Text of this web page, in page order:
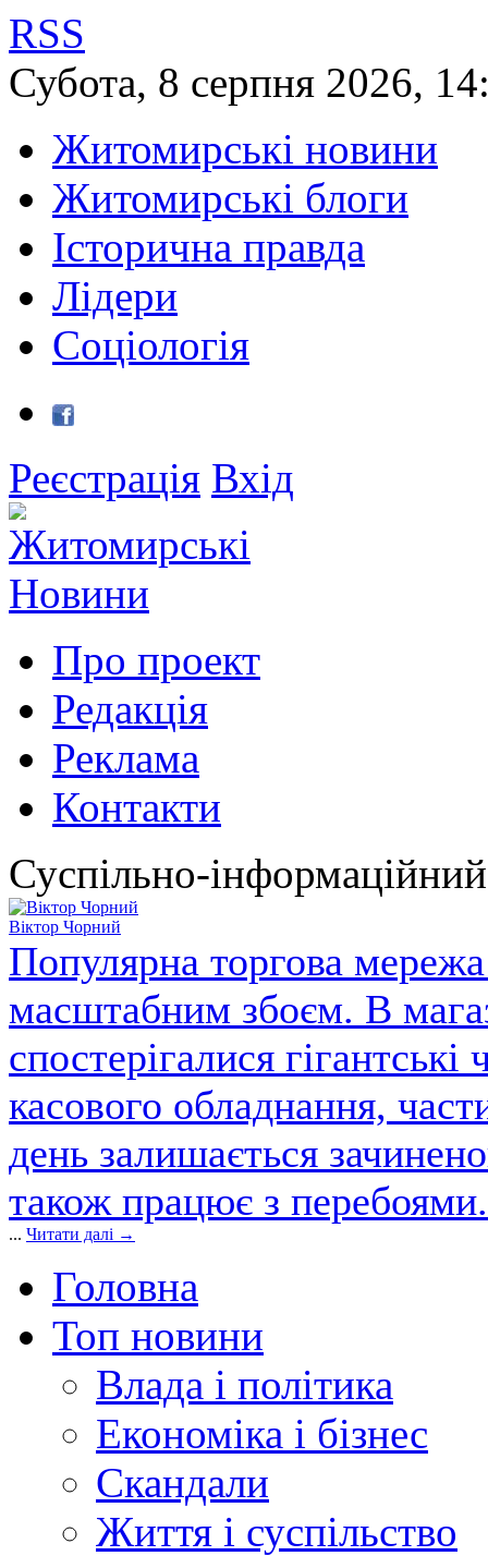
RSS
Субота, 8 серпня 2026,
Житомирські новини
Житомирські блоги
Історична правда
Лідери
Соціологія
Реєстрація Вхід
Про проект
Редакція
Реклама
Контакти
Суспільно-
Віктор Чорний
Популярна торгова
масштабним збоєм. В
спостерігалися
касового обладнання,
день залишається
також працює з
... Читати далі →
Головна
Топ новини
Влада і політика
Економіка і бізнес
Скандали
Життя і суспільство